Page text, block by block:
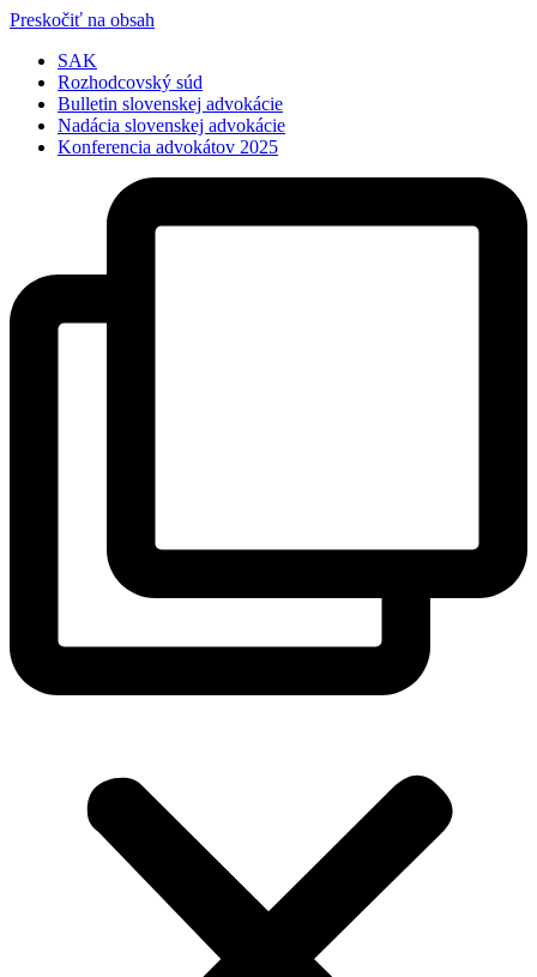
Preskočiť na obsah
SAK
Rozhodcovský súd
Bulletin slovenskej advokácie
Nadácia slovenskej advokácie
Konferencia advokátov 2025